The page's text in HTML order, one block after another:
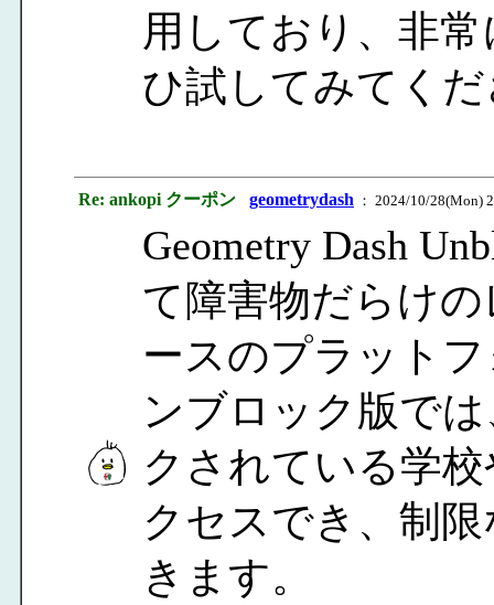
用しており、非
ひ試してみてく
Re: ankopi クーポン geometrydash ： 2024/10/28(Mon)
Geometry Dash
て障害物だらけ
ースのプラット
ンブロック版で
クされている学
クセスでき、制
きます。